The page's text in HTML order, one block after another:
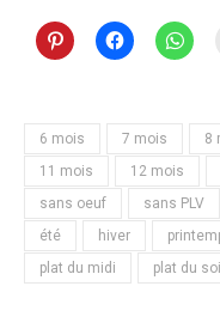
6 mois 7 mois 8
11 mois
12 mois
sans oeuf
sans PLV
été
hiver
plat du midi
plat du